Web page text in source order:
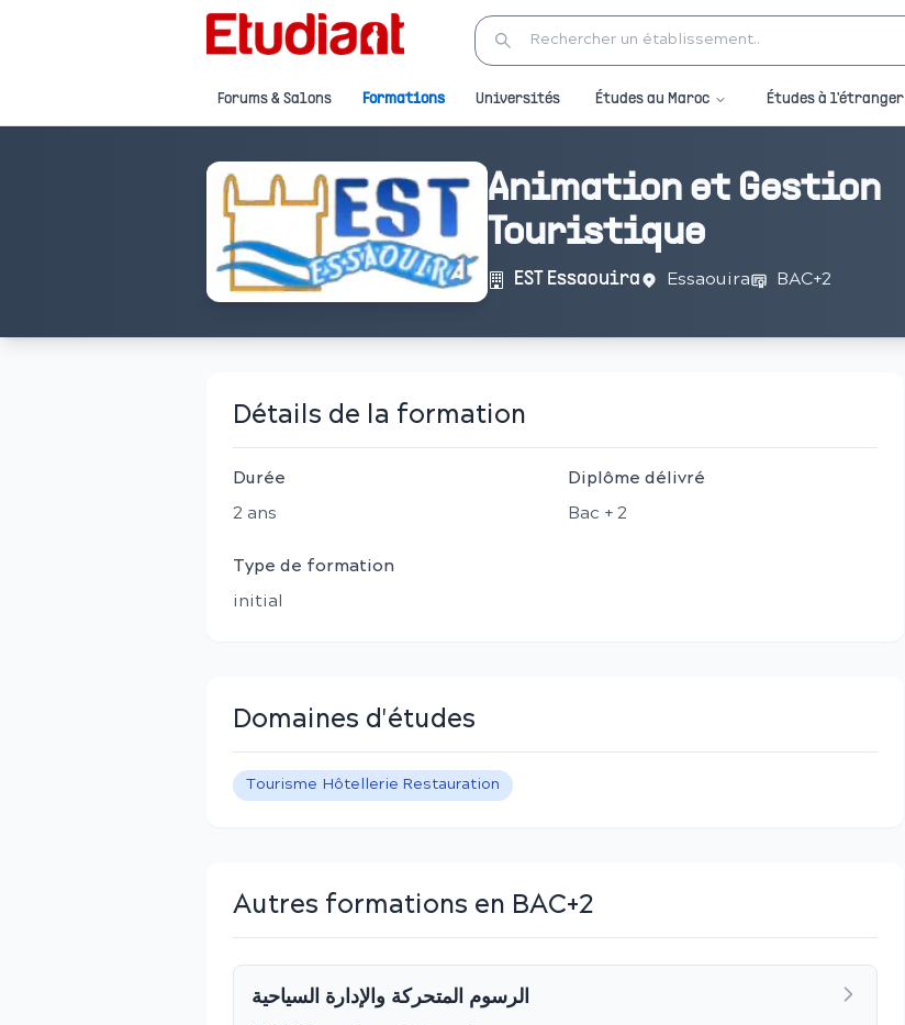
Forums & Salons Formations Universités Études au Maroc Études à l'étranger
Animation et Gestion
Touristique
EST Essaouira Essaouira BAC+2
Détails de la formation
Durée
2 ans
Diplôme délivré
Bac + 2
Type de formation
initial
Domaines d'études
Tourisme Hôtellerie Restauration
Autres formations en BAC+2
الرسوم المتحركة والإدارة السياحية